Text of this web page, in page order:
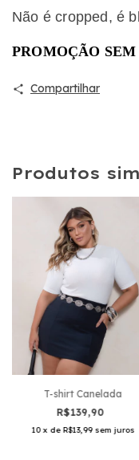
Não é cropped, é
PROMOÇÃO
Compartilhar
Produtos
T-shirt Canelada
R$139,90
10 x de R$13,99 sem juros